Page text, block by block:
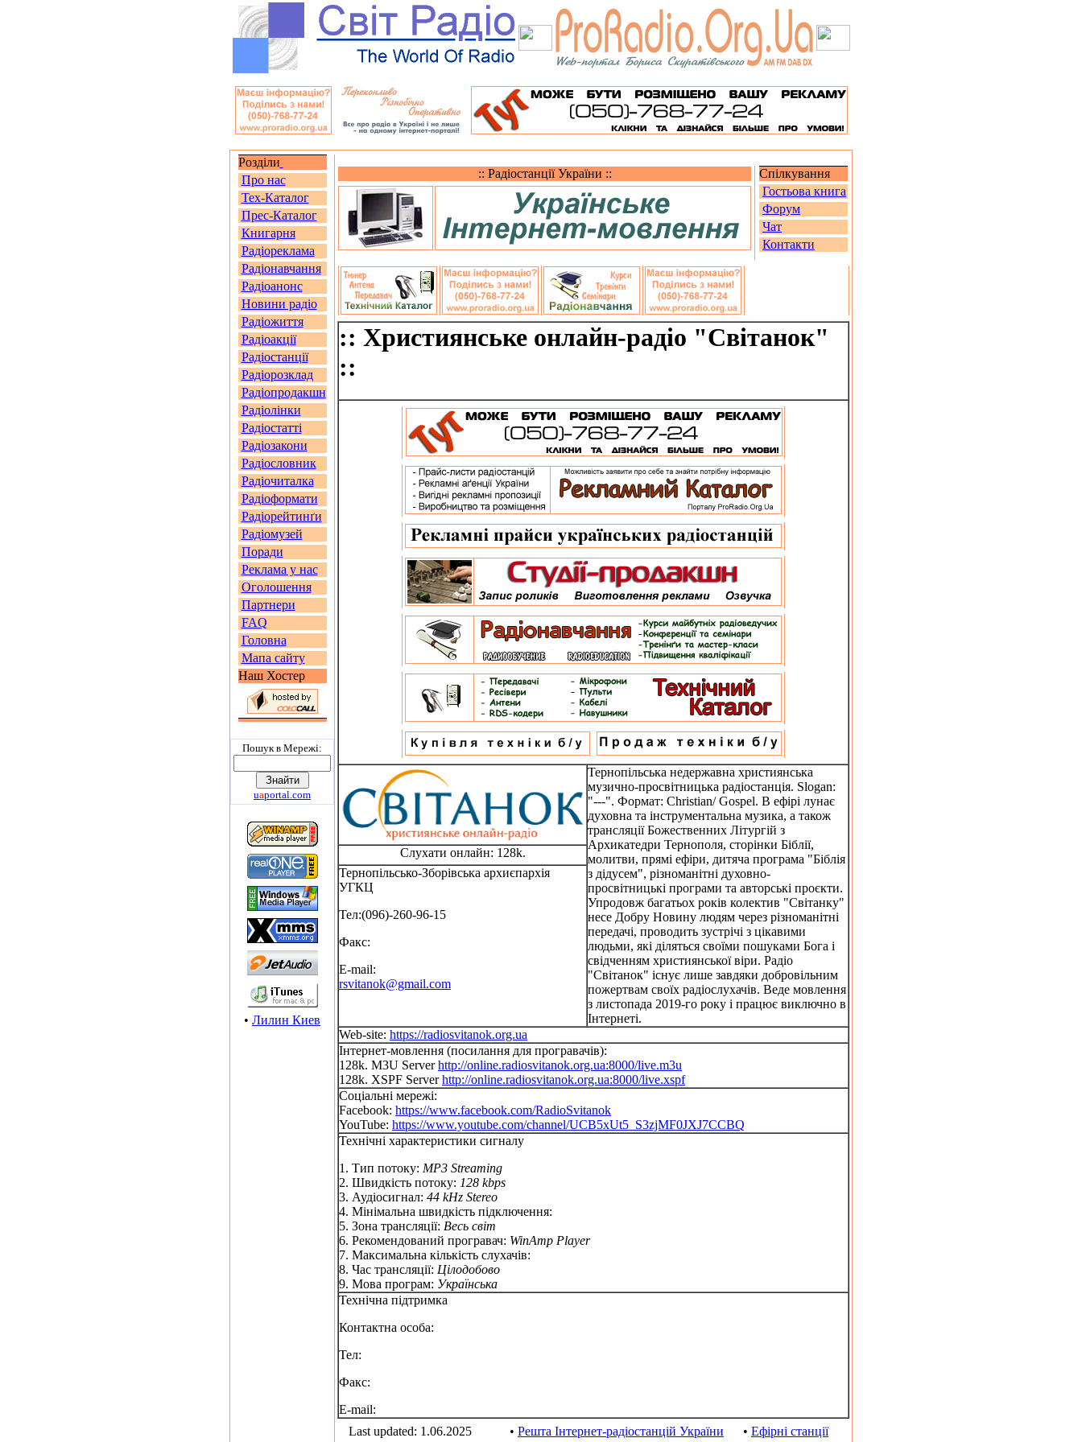
Розділи
Про нас
Тех-Каталог
Прес-Каталог
Книгарня
Радіореклама
Радіонавчання
Радіоанонс
Новини радіо
Радіожиття
Радіоакції
Радіостанції
Радіорозклад
Радіопродакшн
Радіолінки
Радіостатті
Радіозакони
Радіословник
Радіочиталка
Радіоформати
Радіорейтинґи
Радіомузей
Поради
Реклама у нас
Оголошення
Партнери
FAQ
Головна
Мапа сайту
Наш Хостер
Пошук в Мережi:
uaportal.com
• Лилин Киев
Спілкування
Гостьова книга
Форум
Чат
Контакти
:: Радіостанції України ::
:: Християнське онлайн-радіо "Світанок"
::
Тернопільська недержавна християнська
музично-просвітницька радіостанція. Slogan:
"---". Формат: Christian/ Gospel. В ефірі лунає
духовна та інструментальна музика, а також
трансляції Божественних Літургій з
Архикатедри Тернополя, сторінки Біблії,
молитви, прямі ефіри, дитяча програма "Біблія
з дідусем", різноманітні духовно-
просвітницькі програми та авторські проєкти.
Упродовж багатьох років колектив "Світанку"
несе Добру Новину людям через різноманітні
передачі, проводить зустрічі з цікавими
людьми, які діляться своїми пошуками Бога і
свідченням християнської віри. Радіо
"Світанок" існує лише завдяки добровільним
пожертвам своїх радіослухачів. Веде мовлення
з листопада 2019-го року і працює виключно в
Інтернеті.
Слухати онлайн: 128k.
Тернопільсько-Зборівська архиєпархія
УГКЦ
Тел:(096)-260-96-15
Факс:
E-mail:
rsvitanok@gmail.com
Web-site: https://radiosvitanok.org.ua
Інтернет-мовлення (посилання для програвачів):
128k. M3U Serverhttp://online.radiosvitanok.org.ua:8000/live.m3u
128k. XSPF Serverhttp://online.radiosvitanok.org.ua:8000/live.xspf
Соціальні мережі:
Facebook: https://www.facebook.com/RadioSvitanok
YouTube: https://www.youtube.com/channel/UCB5xUt5_S3zjMF0JXJ7CCBQ
Технічні характеристики сигналу
1. Тип потоку: MP3 Streaming
2. Швидкість потоку: 128 kbps
3. Аудіосигнал: 44 kHz Stereo
4. Мінімальна швидкість підключення:
5. Зона трансляції: Весь світ
6. Рекомендований програвач: WinAmp Player
7. Максимальна кількість слухачів:
8. Час трансляції: Цілодобово
9. Мова програм: Українська
Технічна підтримка
Контактна особа:
Тел:
Факс:
E-mail:
Last updated: 1.06.2025
• Решта Інтернет-радіостанцій України • Ефірні станції